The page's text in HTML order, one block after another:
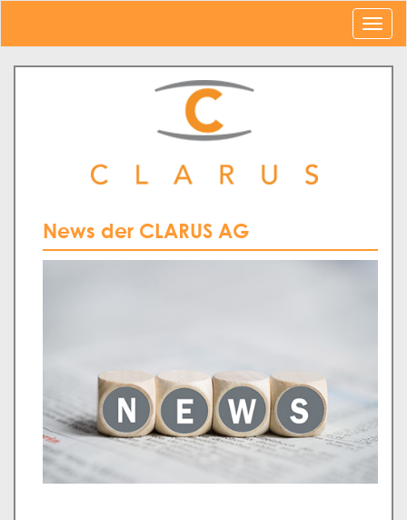
News der CLARUS AG